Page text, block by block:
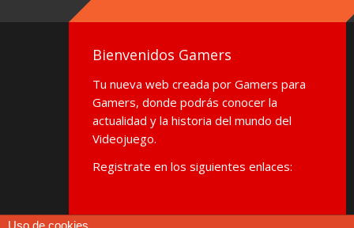
Bienvenidos Gamers
Tu nueva web creada por Gamers para
Gamers, donde podrás conocer la
actualidad y la historia del mundo del
Videojuego.
Registrate en los siguientes enlaces:
Uso de cookies